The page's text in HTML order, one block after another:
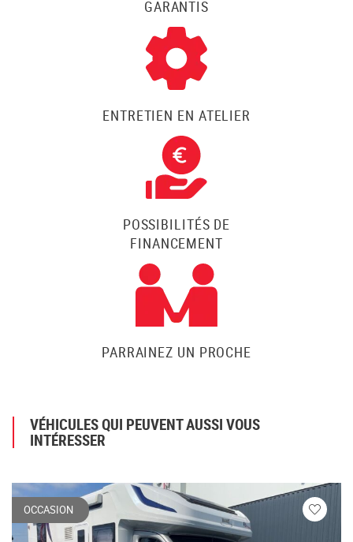
GARANTIS
ENTRETIEN EN ATELIER
POSSIBILITÉS DE
FINANCEMENT
PARRAINEZ UN PROCHE
VÉHICULES QUI PEUVENT AUSSI VOUS
INTÉRESSER
OCCASION
Veuillez